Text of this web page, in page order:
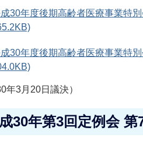
30年度後期高齢者医療事業特
30年度後期高齢者医療事業特
年3月20日議決）
成30年第3回定例会